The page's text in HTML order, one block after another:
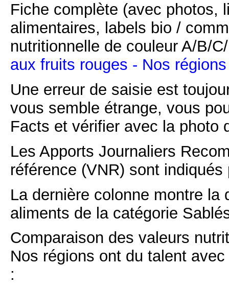
Fiche complète (avec photos,
alimentaires, labels bio /
nutritionnelle de couleur A/B/
aux fruits rouges - Nos
Une erreur de saisie est
vous semble étrange, vous
Facts et vérifier avec la photo
Les Apports Journaliers
référence (VNR) sont
La dernière colonne montre
aliments de la catégorie
Comparaison des valeurs
Nos régions ont du talent
: